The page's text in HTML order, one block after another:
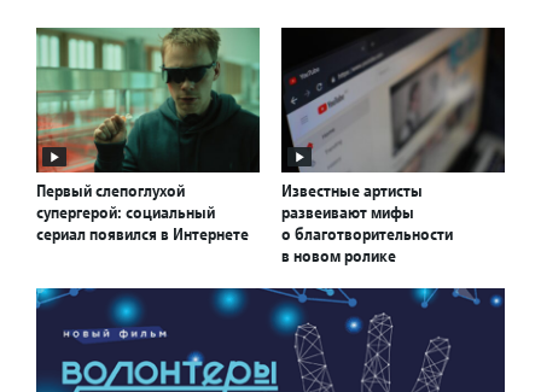
Первый слепоглухой
супергерой: социальный
сериал появился в Интернете
Известные артисты
развеивают мифы
о благотворительности
в новом ролике